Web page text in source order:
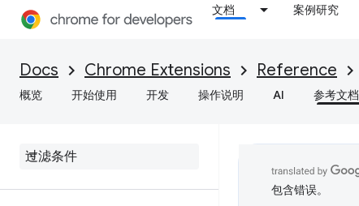
文档 案例研究
Docs Chrome Extensions Reference
概览 开始使用 开发 操作说明 AI 参考文档
包含错误。